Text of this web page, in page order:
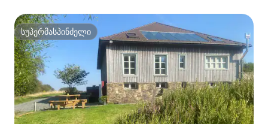
სუპერმასპინძელი
სუპერმასპინძელი